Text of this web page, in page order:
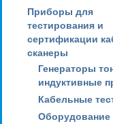
Приборы для
тестирования и
сертификации
сканеры
Генераторы
индуктивные
Кабельные
Оборудование